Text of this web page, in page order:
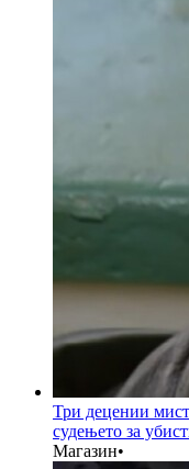
Три децении
судењето за
Магазин•